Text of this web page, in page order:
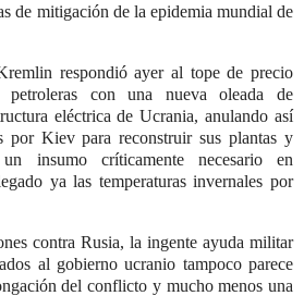
de mitigación de la epidemia mundial de
respondió ayer al tope de precio
petroleras con una nueva oleada de
eléctrica de Ucrania, anulando así
por Kiev para reconstruir sus plantas y
insumo críticamente necesario en
ya las temperaturas invernales por
contra Rusia, la ingente ayuda militar
al gobierno ucranio tampoco parece
del conflicto y mucho menos una